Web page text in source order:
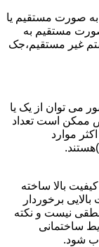
صورت مستقیم یا
مستقیم به
غیر مستقیم،جک
می توان از یک یا
ممکن است تعداد
موارد
بالا ساخته
برخوردار
نیست و نکته
ساختمانی
شود.